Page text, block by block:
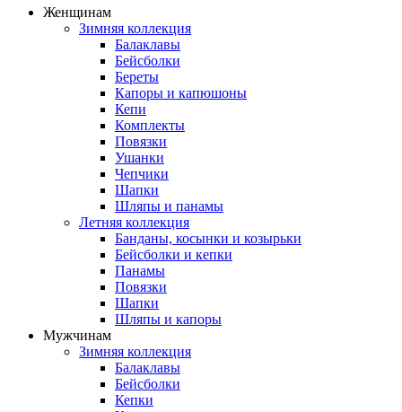
Женщинам
Зимняя коллекция
Балаклавы
Бейсболки
Береты
Капоры и капюшоны
Кепи
Комплекты
Повязки
Ушанки
Чепчики
Шапки
Шляпы и панамы
Летняя коллекция
Банданы, косынки и козырьки
Бейсболки и кепки
Панамы
Повязки
Шапки
Шляпы и капоры
Мужчинам
Зимняя коллекция
Балаклавы
Бейсболки
Кепки